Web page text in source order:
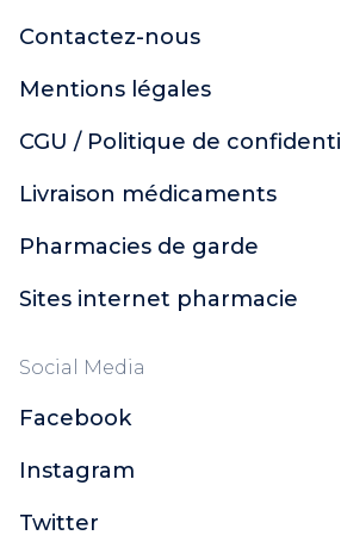
Contactez-nous
Mentions légales
CGU / Politique de
Livraison médicaments
Pharmacies de garde
Sites internet pharmacie
Social Media
Facebook
Instagram
Twitter